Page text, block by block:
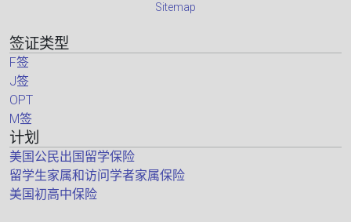
Sitemap
签证类型
F签
J签
OPT
M签
计划
美国公民出国留学保险
留学生家属和访问学者家属保险
美国初高中保险